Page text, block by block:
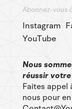
Abonnez-vous
Instagram
YouTube
Nous
réussir
Faites appel
nous pour